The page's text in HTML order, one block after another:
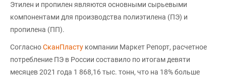
Этилен и пропилен являются основными сырьевыми
компонентами для производства полиэтилена (ПЭ) и
пропилена (ПП).
СогласноСканПласту компании Маркет Репорт, расчетное
потребление ПЭ в России составило по итогам девяти
месяцев 2021 года 1 868,16 тыс. тонн, что на 18% больше